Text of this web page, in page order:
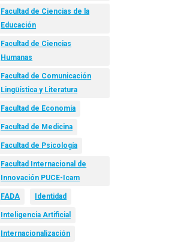
Facultad de Ciencias de la
Educación
Facultad de Ciencias
Humanas
Facultad de Comunicación
Lingüística y Literatura
Facultad de Economía
Facultad de Medicina
Facultad de Psicología
Facultad Internacional de
Innovación PUCE-Icam
FADA Identidad
Inteligencia Artificial
Internacionalización